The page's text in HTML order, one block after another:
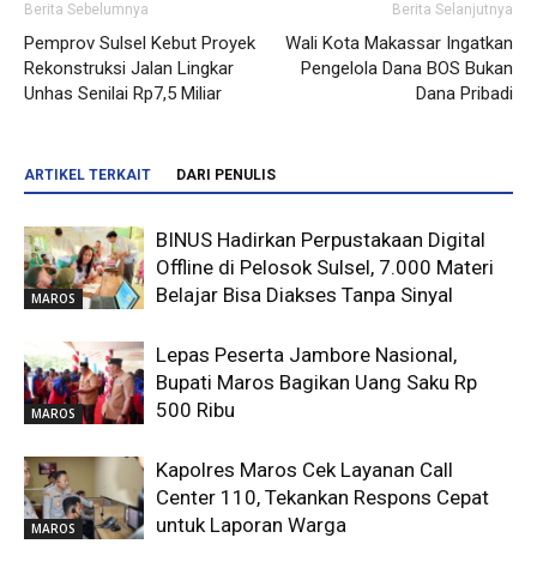
Berita Sebelumnya
Pemprov Sulsel Kebut Proyek
Rekonstruksi Jalan Lingkar
Unhas Senilai Rp7,5 Miliar
Berita Selanjutnya
Wali Kota Makassar Ingatkan
Pengelola Dana BOS Bukan
Dana Pribadi
ARTIKEL TERKAIT DARI PENULIS
MAROS
BINUS Hadirkan Perpustakaan Digital
Offline di Pelosok Sulsel, 7.000 Materi
Belajar Bisa Diakses Tanpa Sinyal
MAROS
Lepas Peserta Jambore Nasional,
Bupati Maros Bagikan Uang Saku Rp
500 Ribu
MAROS
Kapolres Maros Cek Layanan Call
Center 110, Tekankan Respons Cepat
untuk Laporan Warga